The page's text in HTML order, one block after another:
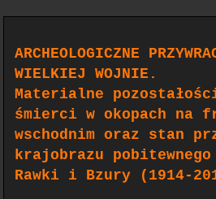
ARCHEOLOGICZNE
WIELKIEJ WOJNIE.
Materialne
śmierci w okopach na
wschodnim oraz stan
krajobrazu
Rawki i Bzury (1914-